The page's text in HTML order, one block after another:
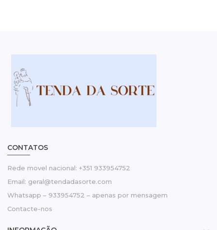
CONTATOS
Rede movel nacional: +351 933954752
Email: geral@tendadasorte.com
Whatsapp – 933954752 – apenas por mensagem
Contacte-nos